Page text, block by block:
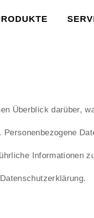
Überblick darüber,
Informationen